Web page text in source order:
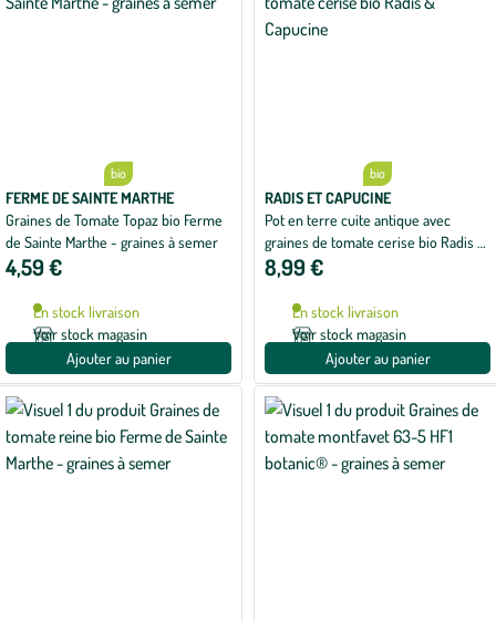
bio
FERME DE SAINTE MARTHE
Graines de Tomate Topaz bio Ferme
de Sainte Marthe - graines à semer
4,59 €
En stock livraison
Voir stock magasin
Ajouter au panier
bio
RADIS ET CAPUCINE
Pot en terre cuite antique avec
graines de tomate cerise bio Radis &
Capucine
8,99 €
En stock livraison
Voir stock magasin
Ajouter au panier